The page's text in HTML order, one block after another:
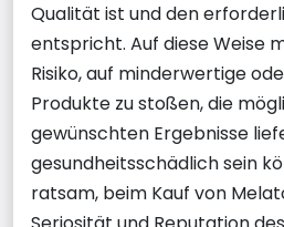
Qualität ist und den
entspricht. Auf diese Weise
Risiko, auf minderwertige
Produkte zu stoßen, die
gewünschten Ergebnisse
gesundheitsschädlich sein
ratsam, beim Kauf von